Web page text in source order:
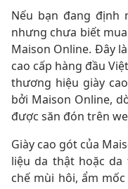
Nếu bạn đang định
nhưng chưa biết
Maison Online. Đây
cao cấp hàng đầu
thương hiệu giày
bởi Maison Online,
được săn đón trên
Giày cao gót của
liệu da thật hoặc da
chế mùi hôi, ẩm